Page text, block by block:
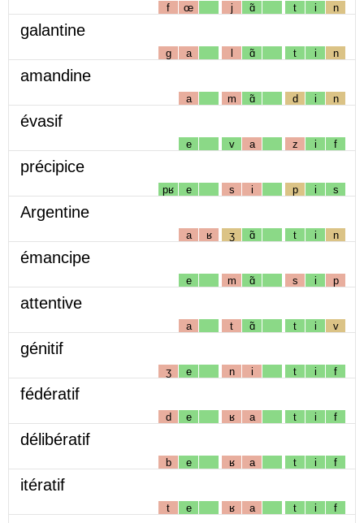
f œ j ɑ̃ t i n
galantine
g a l ɑ̃ t i n
amandine
a m ɑ̃ d i n
évasif
e v a z i f
précipice
pʁ e s i p i s
Argentine
a ʁ ʒ ɑ̃ t i n
émancipe
e m ɑ̃ s i p
attentive
a t ɑ̃ t i v
génitif
ʒ e n i t i f
fédératif
d e ʁ a t i f
délibératif
b e ʁ a t i f
itératif
t e ʁ a t i f